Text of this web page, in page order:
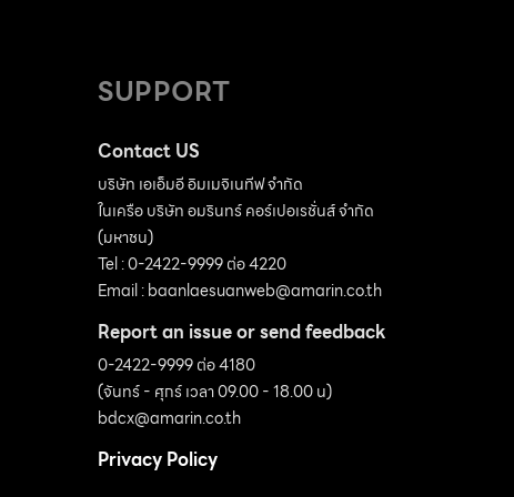
SUPPORT
Contact US
บริษัท เอเอ็มอี อิมเมจิเนทีฟ จำกัด
ในเครือ บริษัท อมรินทร์ คอร์เปอเรชั่นส์ จำกัด
(มหาชน)
Tel : 0-2422-9999 ต่อ 4220
Email :baanlaesuanweb@amarin.co.th
Report an issue or send feedback
0-2422-9999 ต่อ 4180
(จันทร์ - ศุกร์ เวลา 09.00 - 18.00 น)
bdcx@amarin.co.th
Privacy Policy